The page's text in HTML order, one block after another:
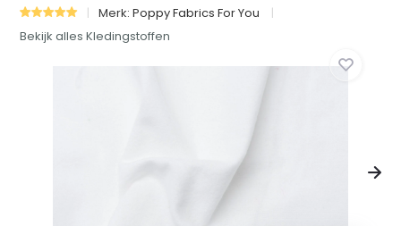
Merk:Poppy Fabrics For You
Bekijk alles Kledingstoffen